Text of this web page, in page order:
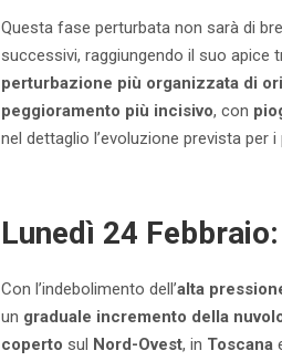
Questa fase perturbata non sarà di
successivi, raggiungendo il suo apice
perturbazione più organizzata di
peggioramento più incisivo, con
nel dettaglio l’evoluzione prevista per
Lunedì 24
Con l’indebolimento dell’alta
un graduale incremento della
coperto sul Nord-Ovest, in Toscana